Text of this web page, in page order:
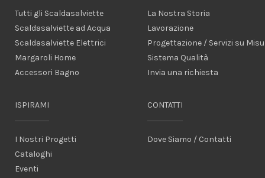
Tutti gli Scaldasalviette
Scaldasalviette ad Acqua
Scaldasalviette Elettrici
Margaroli Home
Accessori Bagno
La Nostra Storia
Lavorazione
Progettazione / Servizi su
Sistema Qualità
Invia una richiesta
ISPIRAMI
I Nostri Progetti
Cataloghi
Eventi
CONTATTI
Dove Siamo / Contatti